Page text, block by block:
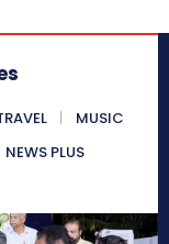
MUSIC
NEWS PLUS